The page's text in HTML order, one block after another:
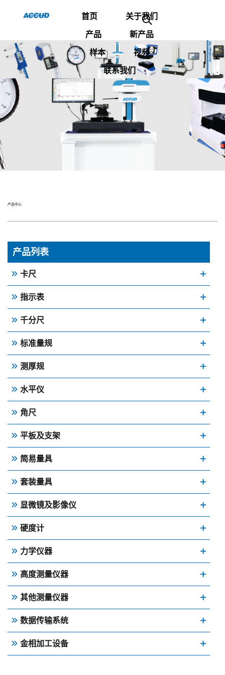
首页 关于我们
产品 新产品
样本 视频
联系我们
产品中心
产品列表
卡尺
指示表
千分尺
标准量规
测厚规
水平仪
角尺
平板及支架
简易量具
套装量具
显微镜及影像仪
硬度计
力学仪器
高度测量仪器
其他测量仪器
数据传输系统
金相加工设备